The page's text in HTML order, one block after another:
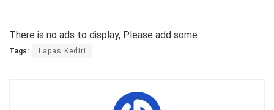
There is no ads to display, Please add some
Tags: Lapas Kediri